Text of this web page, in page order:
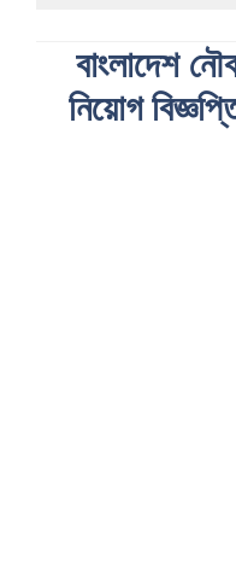
বাংলাদেশ
নিয়োগ